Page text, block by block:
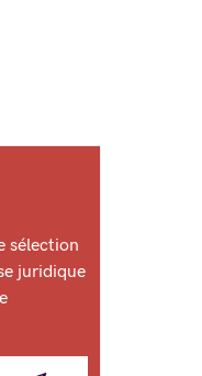
sélection
juridique